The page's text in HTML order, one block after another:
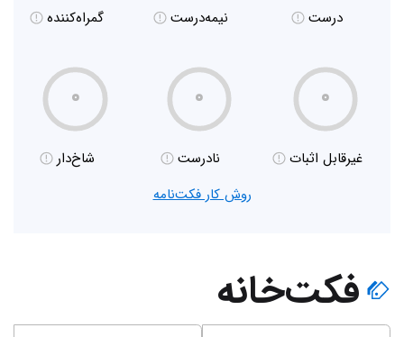
درست نیمه‌درست گمراه‌کننده
۰
غیر‌قابل اثبات
۰
نادرست
۰
شاخ‌دار
روش کار فکت‌نامه
فکت‌خانه